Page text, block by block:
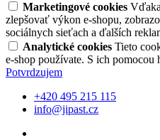
Marketingové cookies
zlepšovať výkon e-shopu,
sociálnych sieťach a ďalších
Analytické cookies Tieto
e-shop používate. S ich pomocou
Potvrdzujem
+420 495 215 115
info@jipast.cz